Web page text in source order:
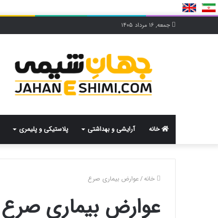
جمعه, ۱۶ مرداد ۱۴۰۵
خانه آرایشی و بهداشتی پلاستیکی و پلیمری
خانه/عوارض بیماری صرع
عوارض بیماری صرع